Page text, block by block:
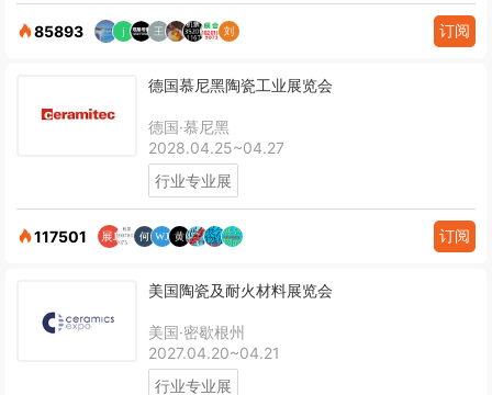
85893 订阅
德国慕尼黑陶瓷工业展览会
德国·慕尼黑
2028.04.25~04.27
行业专业展
117501 订阅
美国陶瓷及耐火材料展览会
美国·密歇根州
2027.04.20~04.21
行业专业展